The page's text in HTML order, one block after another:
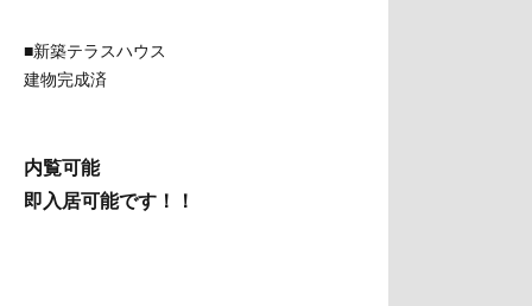
■新築テラスハウス
建物完成済
内覧可能
即入居可能です！！